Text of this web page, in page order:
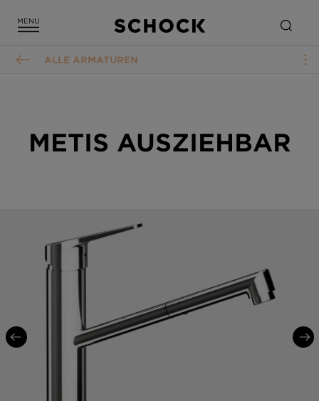
ALLE ARMATUREN
METIS AUSZIEHBAR